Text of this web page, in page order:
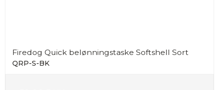
Firedog Quick belønningstaske Softshell Sort
QRP-S-BK